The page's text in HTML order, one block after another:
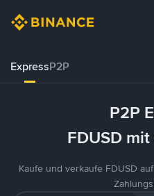
ExpressP2P
P2P
FDUSD
Kaufe und verkaufe FDUSD